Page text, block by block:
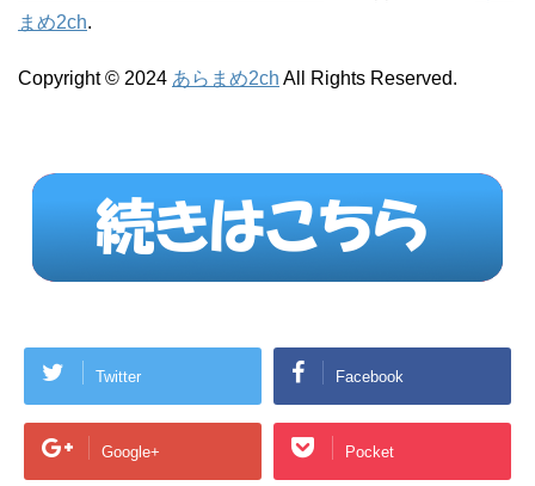
まめ2ch.
Copyright © 2024 あらまめ2ch All Rights Reserved.
Twitter Facebook
Google+ Pocket